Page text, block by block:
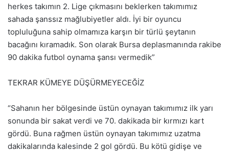
herkes takımın 2. Lige çıkmasını beklerken takımımız
sahada şanssız mağlubiyetler aldı. İyi bir oyuncu
topluluğuna sahip olmamıza karşın bir türlü şeytanın
bacağını kıramadık. Son olarak Bursa deplasmanında rakibe
90 dakika futbol oynama şansı vermedik”
TEKRAR KÜMEYE DÜŞÜRMEYECEĞİZ
“Sahanın her bölgesinde üstün oynayan takımımız ilk yarı
sonunda bir sakat verdi ve 70. dakikada bir kırmızı kart
gördü. Buna rağmen üstün oynayan takımımız uzatma
dakikalarında kalesinde 2 gol gördü. Bu kötü gidişe ve